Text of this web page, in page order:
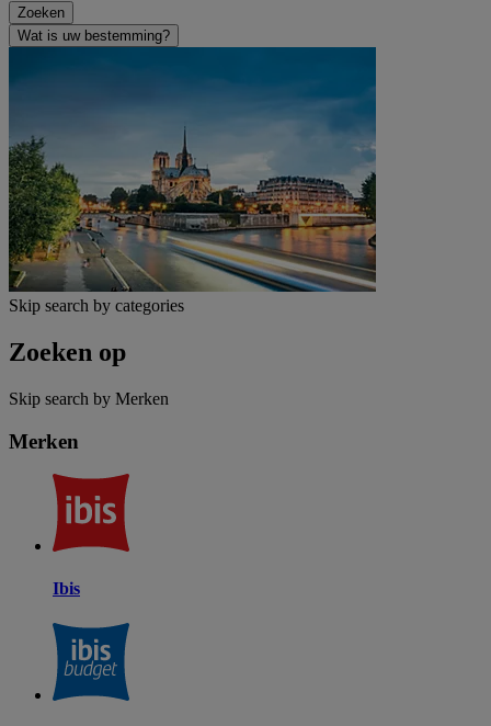
Zoeken
Wat is uw bestemming?
Skip search by categories
Zoeken op
Skip search by Merken
Merken
Ibis